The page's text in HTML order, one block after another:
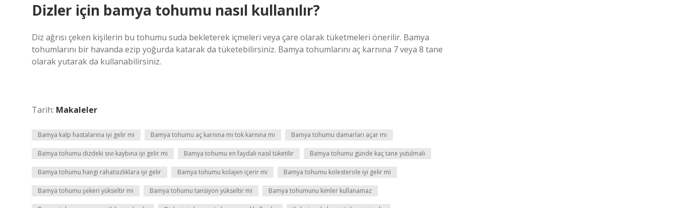
Dizler için bamya tohumu nasıl kullanılır?
Diz ağrısı çeken kişilerin bu tohumu suda bekleterek içmeleri veya çare olarak tüketmeleri önerilir. Bamya
tohumlarını bir havanda ezip yoğurda katarak da tüketebilirsiniz. Bamya tohumlarını aç karnına 7 veya 8 tane
olarak yutarak da kullanabilirsiniz.
Tarih: Makaleler
Bamya kalp hastalarına iyi gelir mi Bamya tohumu aç karnına mı tok karnına mı Bamya tohumu damarları açar mı
Bamya tohumu dizdeki sıvı kaybına iyi gelir mi Bamya tohumu en faydalı nasıl tüketilir Bamya tohumu günde kaç tane yutulmalı
Bamya tohumu hangi rahatsızlıklara iyi gelir Bamya tohumu kolajen içerir mi Bamya tohumu kolesterole iyi gelir mi
Bamya tohumu şekeri yükseltir mi Bamya tohumu tansiyon yükseltir mi Bamya tohumunu kimler kullanamaz